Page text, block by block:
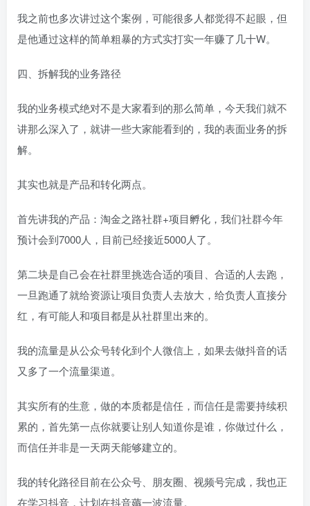
我之前也多次讲过这个案例，可能很多人都觉得不起眼，但
是他通过这样的简单粗暴的方式实打实一年赚了几十W。
四、拆解我的业务路径
我的业务模式绝对不是大家看到的那么简单，今天我们就不
讲那么深入了，就讲一些大家能看到的，我的表面业务的拆
解。
其实也就是产品和转化两点。
首先讲我的产品：淘金之路社群+项目孵化，我们社群今年
预计会到7000人，目前已经接近5000人了。
第二块是自己会在社群里挑选合适的项目、合适的人去跑，
一旦跑通了就给资源让项目负责人去放大，给负责人直接分
红，有可能人和项目都是从社群里出来的。
我的流量是从公众号转化到个人微信上，如果去做抖音的话
又多了一个流量渠道。
其实所有的生意，做的本质都是信任，而信任是需要持续积
累的，首先第一点你就要让别人知道你是谁，你做过什么，
而信任并非是一天两天能够建立的。
我的转化路径目前在公众号、朋友圈、视频号完成，我也正
在学习抖音，计划在抖音薅一波流量。